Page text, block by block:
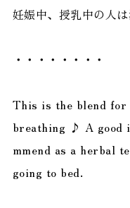
妊娠中、授乳中の人
・・・・・・・・
This is the blend for
breathing ♪ A good
mmend as a herbal
going to bed.